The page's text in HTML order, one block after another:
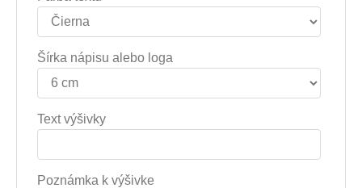
Šírka nápisu alebo loga
Text výšivky
Poznámka k výšivke